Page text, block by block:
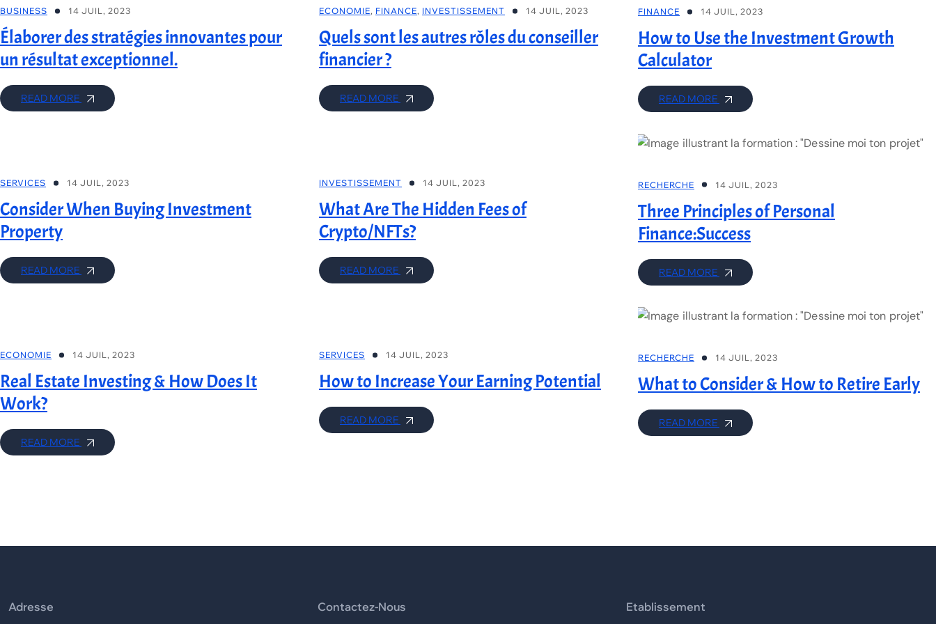
BUSINESS 14 JUIL, 2023
Élaborer des stratégies innovantes pour
un résultat exceptionnel.
READ MORE
ECONOMIE, FINANCE, INVESTISSEMENT 14 JUIL, 2023
Quels sont les autres rôles du conseiller
financier ?
READ MORE
FINANCE 14 JUIL, 2023
How to Use the Investment Growth
Calculator
READ MORE
SERVICES 14 JUIL, 2023
Consider When Buying Investment
Property
READ MORE
INVESTISSEMENT 14 JUIL, 2023
What Are The Hidden Fees of
Crypto/NFTs?
READ MORE
RECHERCHE 14 JUIL, 2023
Three Principles of Personal
Finance:Success
READ MORE
ECONOMIE 14 JUIL, 2023
Real Estate Investing & How Does It
Work?
READ MORE
SERVICES 14 JUIL, 2023
How to Increase Your Earning Potential
READ MORE
RECHERCHE 14 JUIL, 2023
What to Consider & How to Retire Early
READ MORE
Adresse Contactez-Nous Etablissement